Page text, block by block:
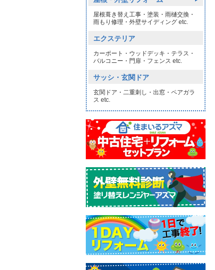
屋根葺き替え工事・塗装・雨樋交換・
雨もり修理・外壁サイディング etc.
エクステリア
カーポート・ウッドデッキ・テラス・
バルコニー・門扉・フェンス etc.
サッシ・玄関ドア
玄関ドア・二重刺し・出窓・ペアガラ
ス etc.